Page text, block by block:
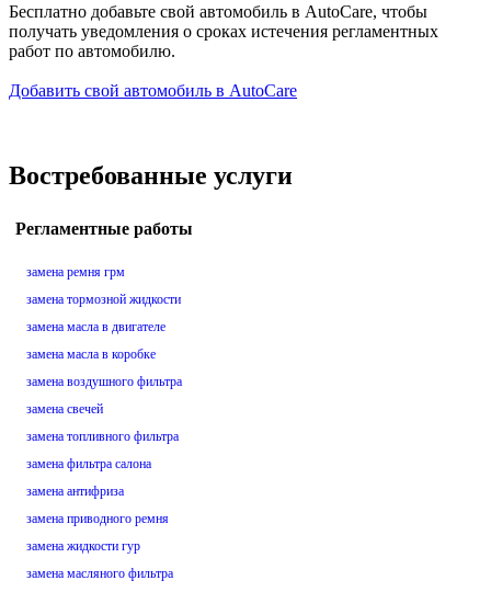
Бесплатно добавьте свой автомобиль в AutoCare, чтобы
получать уведомления о сроках истечения регламентных
работ по автомобилю.
Добавить свой автомобиль в AutoCare
Востребованные услуги
Регламентные работы
замена ремня грм
замена тормозной жидкости
замена масла в двигателе
замена масла в коробке
замена воздушного фильтра
замена свечей
замена топливного фильтра
замена фильтра салона
замена антифриза
замена приводного ремня
замена жидкости гур
замена масляного фильтра